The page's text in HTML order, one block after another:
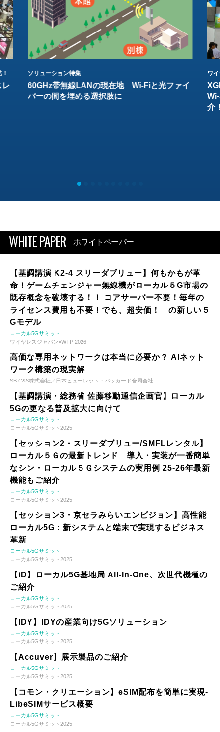
レ
ソリューション特集
60GHz帯無線LANの現在地 Wi-Fiと光ファイ
バーの間を埋める選択肢に
ワ
介
WHITE PAPER ホワイトペーパー
【基調講演 K2-4 スリーダブリュー】何もかもが革
命！ゲームチェンジャー無線機がローカル５G市場の
既存概念を破壊する！！ コアサーバー不要！毎年の
ライセンス費用も不要！でも、超安価！ の新しい５
Gモデル
ローカル5Gサミット
ワイヤレスジャパン×WTP 2026
高価な専用ネットワークは本当に必要か？ AIネット
ワーク構築の現実解
SB C&S株式会社／日本ヒューレット・パッカード合同会社
【基調講演・総務省 佐藤移動通信企画官】ローカル
5Gの更なる普及拡大に向けて
ローカル5Gサミット
ローカル5Gサミット2025
【セッション2・スリーダブリュー/SMFLレンタル】
ローカル５Ｇの最新トレンド 導入・実装が一番簡単
なシン・ローカル５Ｇシステムの実用例 25-26年最新
機能もご紹介
ローカル5Gサミット
ローカル5Gサミット2025
【セッション3・京セラみらいエンビジョン】高性能
ローカル5G：新システムと端末で実現するビジネス
革新
ローカル5Gサミット
ローカル5Gサミット2025
【iD】ローカル5G基地局 All-In-One、次世代機種の
ご紹介
ローカル5Gサミット
ローカル5Gサミット2025
【IDY】IDYの産業向け5Gソリューション
ローカル5Gサミット
ローカル5Gサミット2025
【Accuver】展示製品のご紹介
ローカル5Gサミット
ローカル5Gサミット2025
【コモン・クリエーション】eSIM配布を簡単に実現-
LibeSIMサービス概要
ローカル5Gサミット
ローカル5Gサミット2025